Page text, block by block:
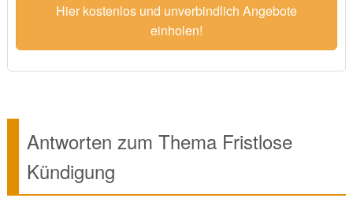
Hier kostenlos und unverbindlich Angebote
einholen!
Antworten zum Thema Fristlose
Kündigung